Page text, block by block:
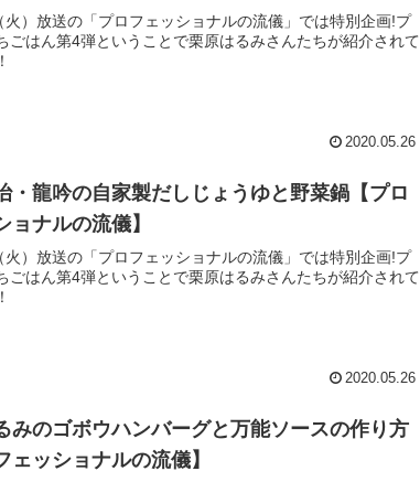
火）放送の「プロフェッショナルの流儀」では特別企画!プ
ごはん第4弾ということで栗原はるみさんたちが紹介されて
2020.05.26
・龍吟の自家製だしじょうゆと野菜鍋【プロ
ョナルの流儀】
火）放送の「プロフェッショナルの流儀」では特別企画!プ
ごはん第4弾ということで栗原はるみさんたちが紹介されて
2020.05.26
みのゴボウハンバーグと万能ソースの作り方
ェッショナルの流儀】